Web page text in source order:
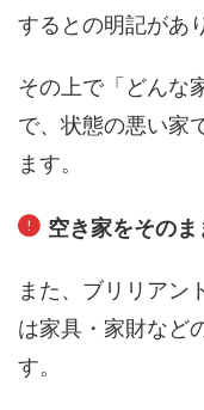
するとの明記があ
その上で「どんな
で、状態の悪い家
ます。
空き家をその
また、ブリリアン
は家具・家財など
す。